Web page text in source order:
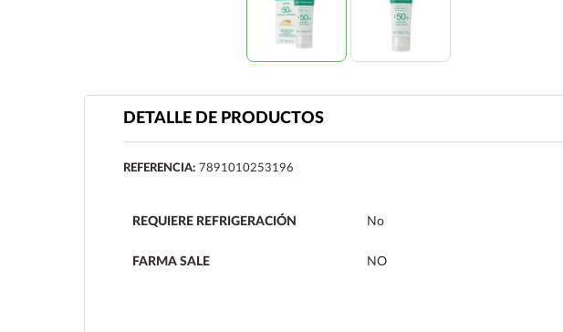
DETALLE DE PRODUCTOS
REFERENCIA: 7891010253196
REQUIERE REFRIGERACIÓN No
FARMA SALE NO